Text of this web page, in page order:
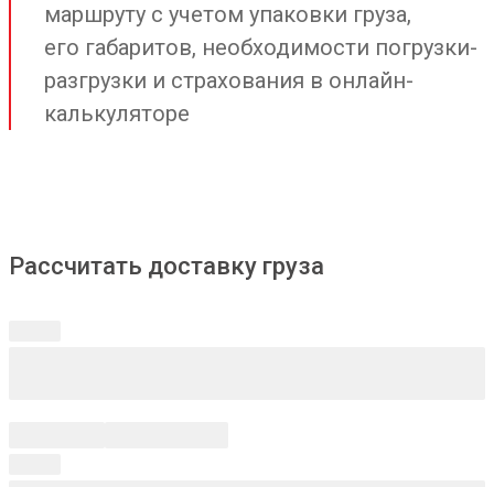
маршруту с учетом упаковки груза,
его габаритов, необходимости погрузки-
разгрузки и страхования в онлайн-
калькуляторе
Рассчитать доставку груза